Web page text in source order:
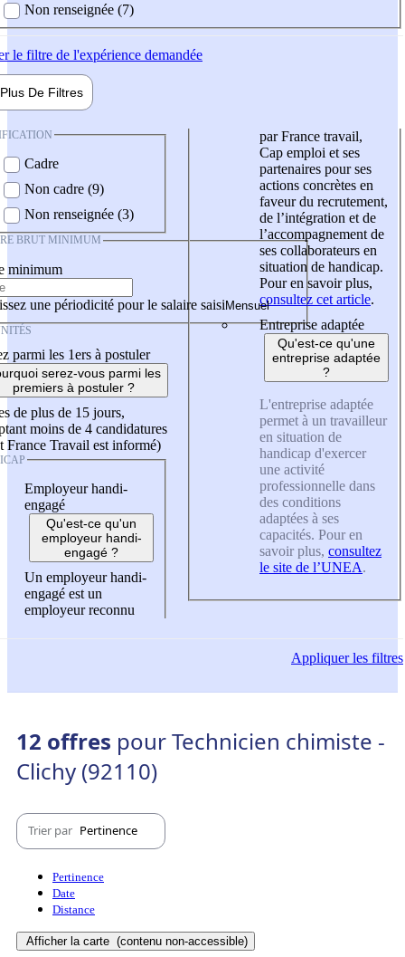
Non renseignée (7)
le filtre de l'expérience demandée
Plus De Filtres
Cadre
Non cadre (9)
Non renseignée (3)
BRUT MINIMUM
minimum
une périodicité pour le salaire saisi
parmi les 1ers à postuler
serez-vous parmi les
premiers à postuler ?
de plus de 15 jours,
moins de 4 candidatures
France Travail est informé)
Employeur handi-
engagé
Qu'est-ce qu'un
employeur handi-
engagé ?
Un employeur handi-
engagé est un
employeur reconnu
par France travail,
Cap emploi et ses
partenaires pour ses
actions concrètes en
faveur du recrutement,
de l’intégration et de
l’accompagnement de
ses collaborateurs en
situation de handicap.
Pour en savoir plus,
consultez cet article.
Entreprise adaptée
Qu'est-ce qu'une
entreprise adaptée
?
L'entreprise adaptée
permet à un travailleur
en situation de
handicap d'exercer
une activité
professionnelle dans
des conditions
adaptées à ses
capacités. Pour en
savoir plus, consultez
le site de l’UNEA.
Appliquerles filtres
12 offres pour Technicien chimiste -
Clichy (92110)
Trier par Pertinence
Pertinence
Date
Distance
Afficher la carte (contenu non-accessible)